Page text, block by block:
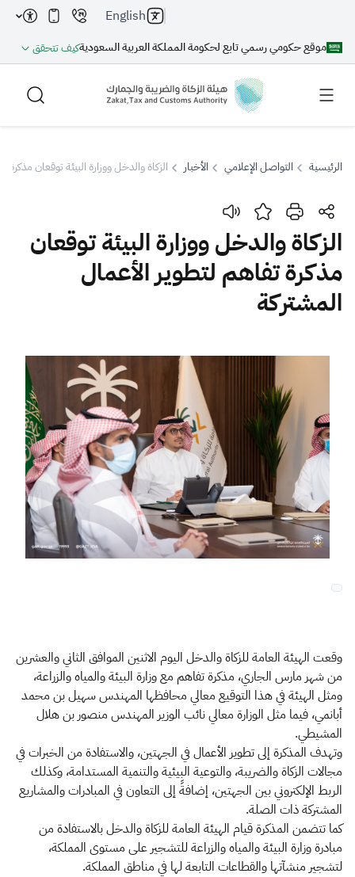
موقع حكومي رسمي تابع لحكومة المملكة العربية السعوديةكيف تتحقق
English
بحث
بحث بحث AI
الزكاة الجمارك
ضريبة القيمة المضافة
الإقرار الضريبي
التصرفات العقارية
الرئيسية التواصل الإعلامي الأخبار الزكاة والدخل ووزارة البيئة توقعان
الزكاة والدخل ووزارة البيئة توقعان
مذكرة تفاهم لتطوير الأعمال
المشتركة
وقعت الهيئة العامة للزكاة والدخل اليوم الاثنين الموافق الثاني والعشرين
من شهر مارس الجاري، مذكرة تفاهم مع وزارة البيئة والمياه والزراعة،
ومثل الهيئة في هذا التوقيع معالي محافظها المهندس سهيل بن محمد
أبانمي، فيما مثل الوزارة معالي نائب الوزير المهندس منصور بن هلال
المشيطي.
وتهدف المذكرة إلى تطوير الأعمال في الجهتين، والاستفادة من الخبرات في
مجالات الزكاة والضريبة، والتوعية البيئية والتنمية المستدامة، وكذلك
الربط الإلكتروني بين الجهتين، إضافةً إلى التعاون في المبادرات والمشاريع
المشتركة ذات الصلة.
كما تتضمن المذكرة قيام الهيئة العامة للزكاة والدخل بالاستفادة من
مبادرة وزارة البيئة والمياه والزراعة للتشجير على مستوى المملكة،
لتشجير منشآتها والقطاعات التابعة لها في مناطق المملكة.​